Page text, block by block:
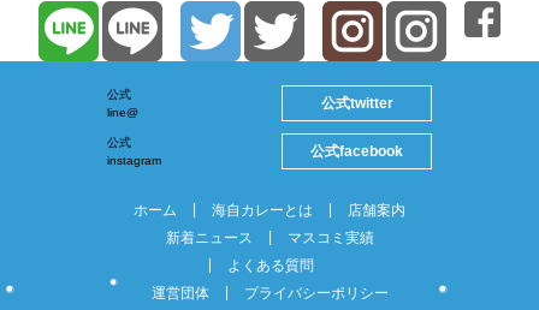
公式
line@
公式twitter
公式
instagram
公式facebook
ホーム 海自カレーとは
店舗案内
新着ニュース
マスコミ実績
よくある質問
運営団体
プライバシーポリシー